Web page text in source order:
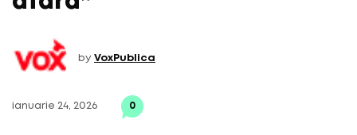
by VoxPublica
ianuarie 24, 2026 0